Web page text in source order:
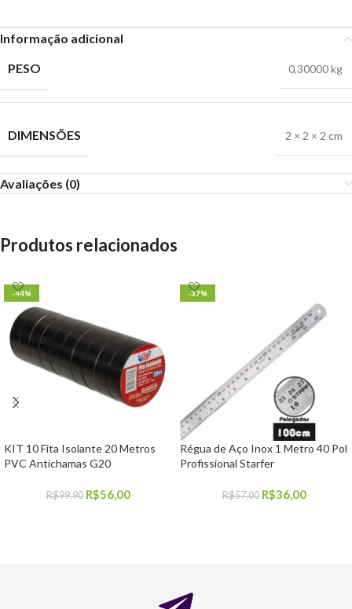
Informação adicional
PESO
0,30000 kg
DIMENSÕES 2 × 2 × 2 cm
Avaliações (0)
Produtos relacionados
-44%
KIT 10 Fita Isolante 20 Metros
PVC Antichamas G20
R$99,90 R$56,00
-37%
Régua de Aço Inox 1 Metro 40 Pol
Profissional Starfer
R$57,00 R$36,00